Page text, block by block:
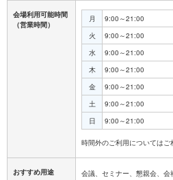
会場利用可能時間
（営業時間）
月
9:00～21:00
火
9:00～21:00
水
9:00～21:00
木
9:00～21:00
金
9:00～21:00
土
9:00～21:00
日
9:00～21:00
おすすめ用途 会議、セミナー、懇親会、会